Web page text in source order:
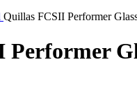
Quillas FCSII Performer
Performer